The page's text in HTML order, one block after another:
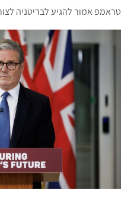
טראמפ אמור להגיע לבריטניה